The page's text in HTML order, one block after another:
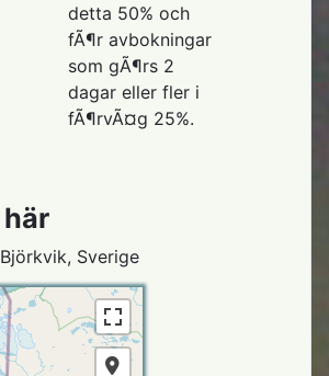
detta 50% och
fÃ¶r avbokningar
som gÃ¶rs 2
dagar eller fler i
fÃ¶rvÃ¤g 25%.
Sverige